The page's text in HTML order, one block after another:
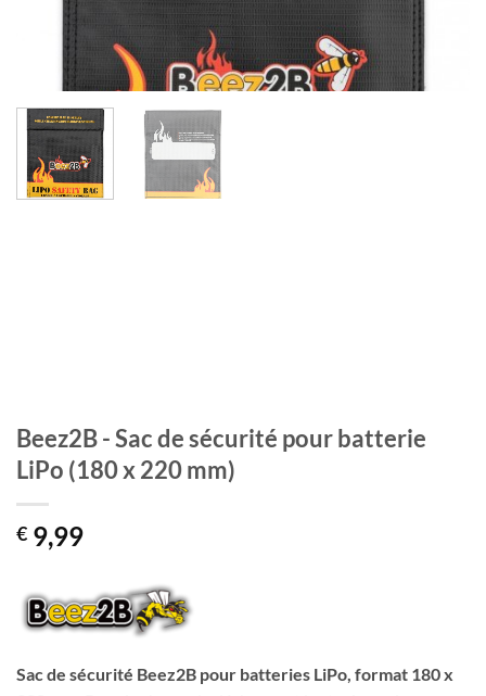
Beez2B - Sac de sécurité pour batterie
LiPo (180 x 220 mm)
€ 9,99
Sac de sécurité Beez2B pour batteries LiPo, format 180 x